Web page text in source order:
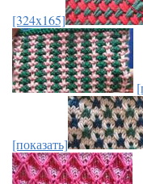
[324x165]
[показать]